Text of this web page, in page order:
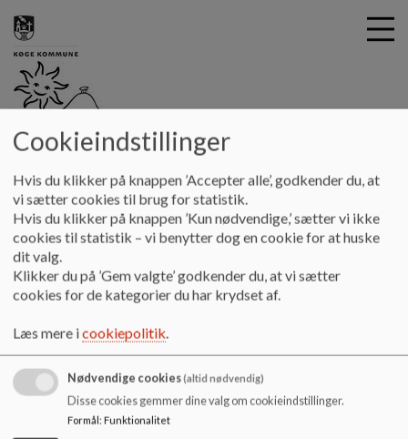
n
Holmebækskolen
Alt det praktiske GDPR
Information til forældre om GDPR
Køge Kommune - skole
forbindelse behandler vi personoplysninger om dig og dit
barn. Efter databeskyttelsesforordningen skal vi oplyse dig,
når vi behandler personoplysninger om dig og dit barn –
uanset om du selv har givet os oplysningerne, eller om
oplysningerne stammer fra andre. Se bilag
Cookieindstillinger
Hvis du klikker på knappen ’Accepter alle’, godkender du, at
vi sætter cookies til brug for statistik.
Hvis du klikker på knappen ’Kun nødvendige,’ sætter vi ikke
cookies til statistik – vi benytter dog en cookie for at huske
dit valg.
Klikker du på ’Gem valgte’ godkender du, at vi sætter
cookies for de kategorier du har krydset af.
Læs mere icookiepolitik.
Nødvendige cookies(altid nødvendig)
Disse cookies gemmer dine valg om cookieindstillinger.
Formål: Funktionalitet